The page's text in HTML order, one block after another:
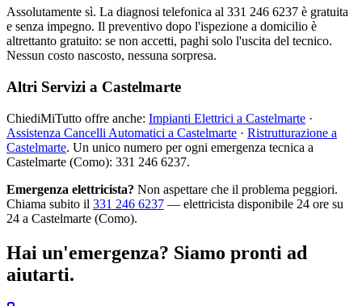
Assolutamente sì. La diagnosi telefonica al 331 246 6237 è gratuita
e senza impegno. Il preventivo dopo l'ispezione a domicilio è
altrettanto gratuito: se non accetti, paghi solo l'uscita del tecnico.
Nessun costo nascosto, nessuna sorpresa.
Altri Servizi a Castelmarte
ChiediMiTutto offre anche: Impianti Elettrici a Castelmarte ·
Assistenza Cancelli Automatici a Castelmarte · Ristrutturazione a
Castelmarte. Un unico numero per ogni emergenza tecnica a
Castelmarte (Como): 331 246 6237.
Emergenza elettricista? Non aspettare che il problema peggiori.
Chiama subito il 331 246 6237 — elettricista disponibile 24 ore su
24 a Castelmarte (Como).
Hai un'emergenza? Siamo pronti ad
aiutarti.